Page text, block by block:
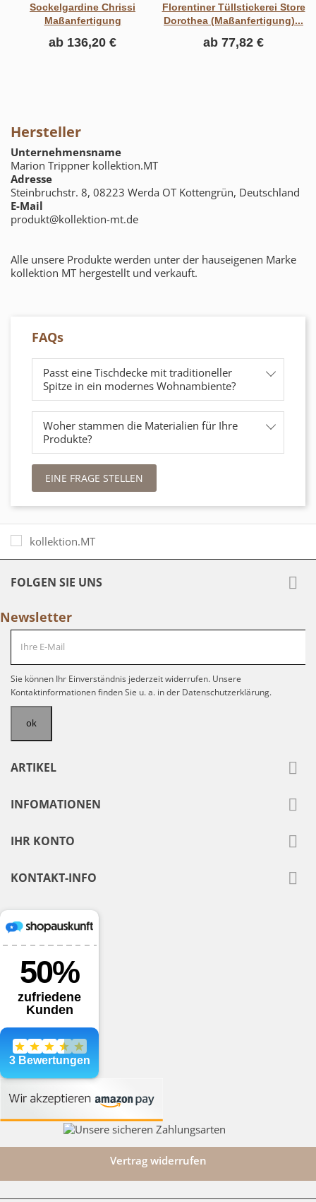
Sockelgardine Chrissi
Maßanfertigung
ab 136,20 €
Florentiner Tüllstickerei Store
Dorothea (Maßanfertigung)...
ab 77,82 €
Hersteller
Unternehmensname
Marion Trippner kollektion.MT
Adresse
Steinbruchstr. 8, 08223 Werda OT Kottengrün, Deutschland
E-Mail
produkt@kollektion-mt.de
Alle unsere Produkte werden unter der hauseigenen Marke
kollektion MT hergestellt und verkauft.
FAQs
Passt eine Tischdecke mit traditioneller
Spitze in ein modernes Wohnambiente?
Woher stammen die Materialien für Ihre
Produkte?
EINE FRAGE STELLEN
FOLGEN SIE UNS 
Newsletter
Sie können Ihr Einverständnis jederzeit widerrufen. Unsere
Kontaktinformationen finden Sie u. a. in der Datenschutzerklärung.
ARTIKEL 
INFOMATIONEN 
IHR KONTO 
KONTAKT-INFO 
Vertrag widerrufen